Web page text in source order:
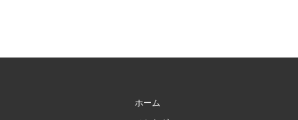
ホーム